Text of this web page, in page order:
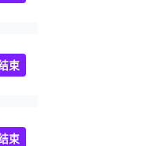
束
束